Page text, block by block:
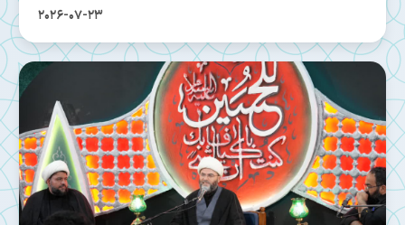
2026-07-23